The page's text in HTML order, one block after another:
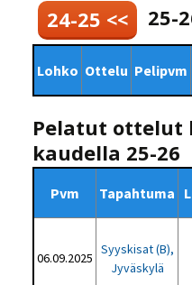
24-25 <<
25-
Lohko Ottelu Pelipvm
Pelatut ottelut
kaudella 25-26
Pvm Tapahtuma
06.09.2025
Syyskisat (B),
Jyväskylä